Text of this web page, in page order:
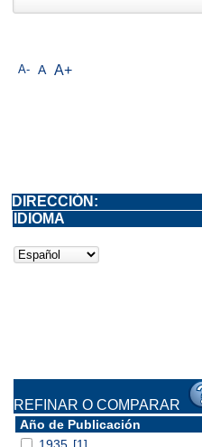
A- A A+
DIRECCIÓN:
IDIOMA
REFINAR O COMPARAR
Año de Publicación
1935 [1]